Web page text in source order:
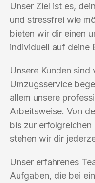
Unser Ziel ist es,
und stressfrei wie
bieten wir dir einen
individuell auf deine
Unsere Kunden sind
Umzugsservice
allem unsere
Arbeitsweise. Von
bis zur
stehen wir dir
Unser erfahrenes
Aufgaben, die bei